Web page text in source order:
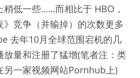
稍低一些……而相比于 HBO，
竞争（并输掉）的次数更多
去年10月全球范围宕机的几
放量和注册了猛增(笔者注：类
另一家视频网站Pornhub上)